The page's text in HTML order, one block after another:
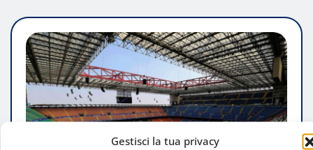
Gestisci la tua privacy